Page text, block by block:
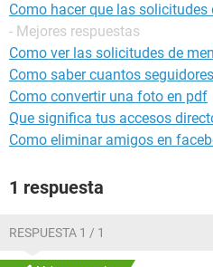
Como hacer que las
- Mejores respuestas
Como ver las solicitudes de
Como saber cuantos
Como convertir una foto en pdf
Que significa tus accesos
Como eliminar amigos en
1 respuesta
RESPUESTA 1 / 1